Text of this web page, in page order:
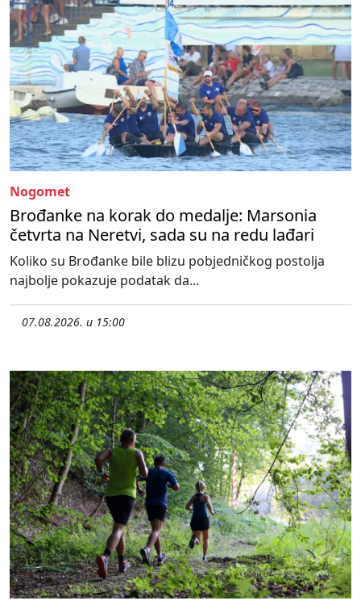
Nogomet
Brođanke na korak do medalje: Marsonia
četvrta na Neretvi, sada su na redu lađari
Koliko su Brođanke bile blizu pobjedničkog postolja
najbolje pokazuje podatak da...
07.08.2026. u 15:00